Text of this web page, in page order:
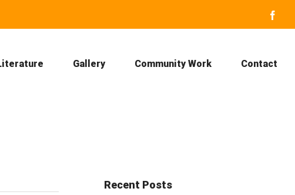
Gallery Community Work Contact
Recent Posts